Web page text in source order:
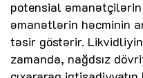
potensial
əmanətlərin həcminin
təsir göstərir.
zamanda, nağdsız